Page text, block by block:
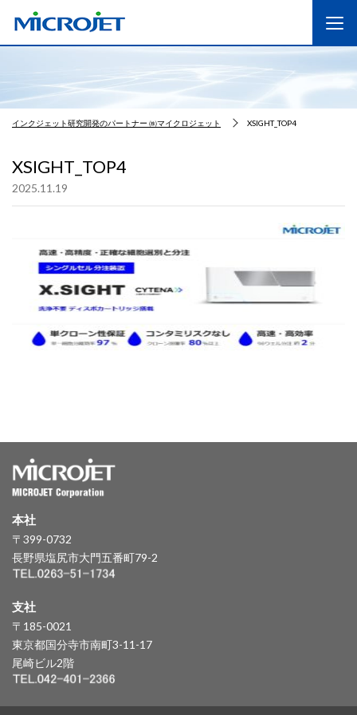
インクジェット研究開発のパートナー ㈱マイクロジェット XSIGHT_TOP4
XSIGHT_TOP4
2025.11.19
本社
〒399-0732
長野県塩尻市大門五番町79-2
支社
〒185-0021
東京都国分寺市南町3-11-17
尾崎ビル2階